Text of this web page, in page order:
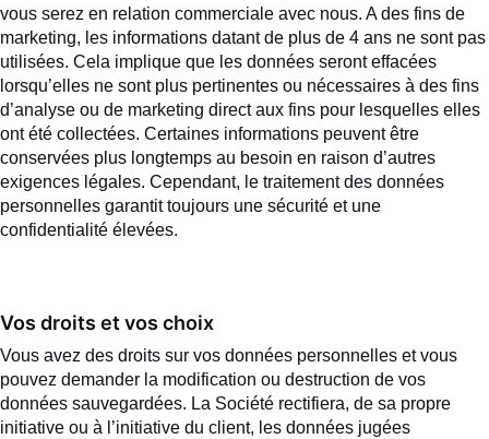
vous serez en relation commerciale avec nous. A des fins de
marketing, les informations datant de plus de 4 ans ne sont pas
utilisées. Cela implique que les données seront effacées
lorsqu’elles ne sont plus pertinentes ou nécessaires à des fins
d’analyse ou de marketing direct aux fins pour lesquelles elles
ont été collectées. Certaines informations peuvent être
conservées plus longtemps au besoin en raison d’autres
exigences légales. Cependant, le traitement des données
personnelles garantit toujours une sécurité et une
confidentialité élevées.
Vos droits et vos choix
Vous avez des droits sur vos données personnelles et vous
pouvez demander la modification ou destruction de vos
données sauvegardées. La Société rectifiera, de sa propre
initiative ou à l’initiative du client, les données jugées